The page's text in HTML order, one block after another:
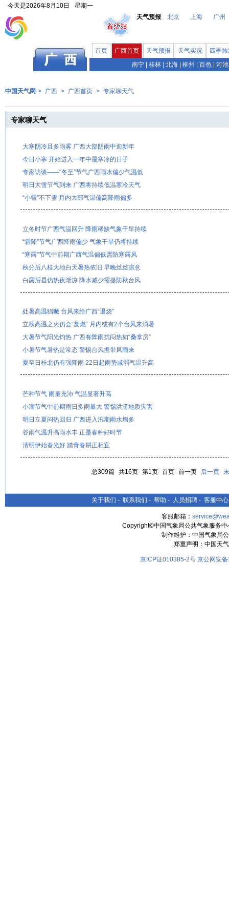
今天是2026年8月10日
星期一
天气预报
北京 上海 广州
首页 广西首页 天气预报 天气实况
四季
南宁
桂林 北海 柳州 百色 河池
中国天气网 > 广西 > 广西首页 > 专家聊天气
专家聊天气
大寒阴冷且多雨雾 广西大部阴雨中迎新年
今日小寒 开始进入一年中最寒冷的日子
专家访谈——“冬至”节气广西雨水偏少气温低
明日大雪节气到来 广西将持续低温寒冷天气
“小雪”不下雪 月内大部气温偏高降雨偏多
立冬时节广西气温回升 降雨稀缺气象干旱持续
“霜降”节气广西降雨偏少 气象干旱仍将持续
“寒露”节气中前期广西气温偏低需防寒露风
秋分后八桂大地白天暑热依旧 早晚丝丝凉意
白露后昼仍热夜渐凉 降水减少需提防秋台风
处暑高温猖獗 台风来给广西“退烧”
立秋高温之火仍会“复燃” 月内或有2个台风来消暑
大暑节气阳光灼热 广西有阵雨扰闷热如“桑拿房”
小暑节气暑热是常态 警惕台风携带风雨来
夏至日桂北仍有强降雨 22日起雨势减弱气温升高
芒种节气 雨量充沛 气温显著升高
小满节气中前期雨日多雨量大 警惕洪涝地质灾害
明日立夏闷热回归 广西进入汛期雨水增多
谷雨气温升高雨水丰 正是春种好时节
清明伊始春光好 踏青春耕正相宜
总309篇 共16页 第1页 首页 前一页 后一页
关于我们 - 联系我们 - 帮助 - 人员招聘 - 客服中心
客服邮箱：
Copyright©中国气象局公共气象服务
制作维护：中国气象局
郑重声明：中国天
京ICP证010385-2号 京公网安